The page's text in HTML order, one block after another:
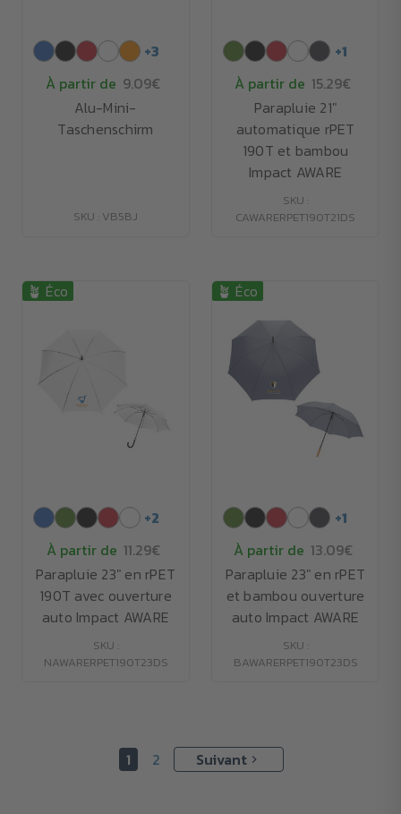
+3
À partir de 9.09€
Alu-Mini-
Taschenschirm
SKU : VB5BJ
+1
À partir de 15.29€
Parapluie 21"
automatique rPET
190T et bambou
Impact AWARE
SKU :
CAWARERPET190T21DS
🪴 Éco
+2
À partir de 11.29€
Parapluie 23" en rPET
190T avec ouverture
auto Impact AWARE
SKU :
NAWARERPET190T23DS
🪴 Éco
+1
À partir de 13.09€
Parapluie 23" en rPET
et bambou ouverture
auto Impact AWARE
SKU :
BAWARERPET190T23DS
1 2 Suivant